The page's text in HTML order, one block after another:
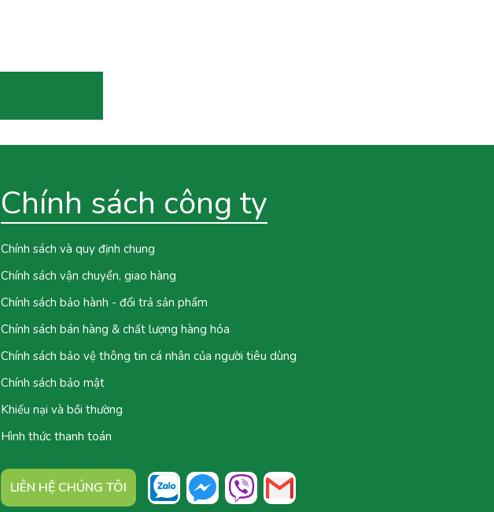
Chính sách công ty
Chính sách và quy định chung
Chính sách vận chuyển, giao hàng
Chính sách bảo hành - đổi trả sản phẩm
Chính sách bán hàng & chất lượng hàng hóa
Chính sách bảo vệ thông tin cá nhân của người tiêu dùng
Chính sách bảo mật
Khiếu nại và bồi thường
Hình thức thanh toán
LIÊN HỆ CHÚNG TÔI